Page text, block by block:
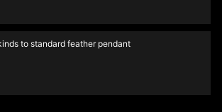
to standard feather pendant